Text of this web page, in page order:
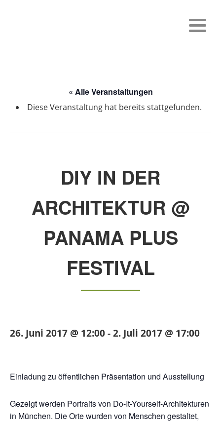
« Alle Veranstaltungen
Diese Veranstaltung hat bereits stattgefunden.
DIY IN DER
ARCHITEKTUR @
PANAMA PLUS
FESTIVAL
26. Juni 2017 @ 12:00 - 2. Juli 2017 @ 17:00
Einladung zu öffentlichen Präsentation und Ausstellung
Gezeigt werden Portraits von Do-It-Yourself-Architekturen
in München. Die Orte wurden von Menschen gestaltet,